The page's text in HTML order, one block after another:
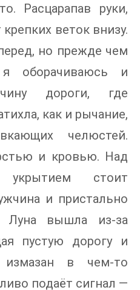
Расцарапав руки,
веток внизу.
но прежде чем
оборачиваюсь и
дороги, где
как и рычание,
челюстей.
и кровью. Над
стоит
и пристально
Луна вышла из-за
пустую дорогу и
в чем-то
подаёт сигнал —